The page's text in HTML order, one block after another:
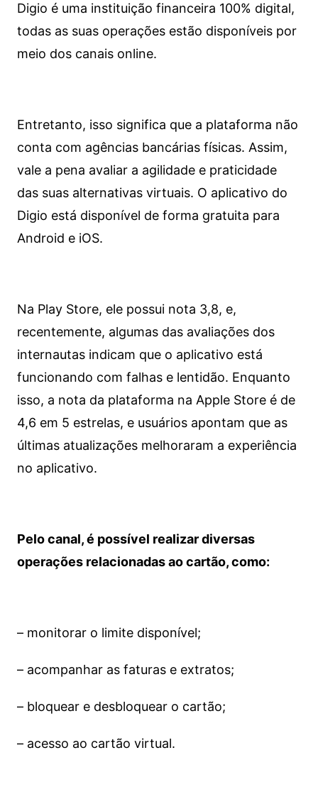
Digio é uma instituição financeira 100% digital,
todas as suas operações estão disponíveis por
meio dos canais online.
Entretanto, isso significa que a plataforma não
conta com agências bancárias físicas. Assim,
vale a pena avaliar a agilidade e praticidade
das suas alternativas virtuais. O aplicativo do
Digio está disponível de forma gratuita para
Android e iOS.
Na Play Store, ele possui nota 3,8, e,
recentemente, algumas das avaliações dos
internautas indicam que o aplicativo está
funcionando com falhas e lentidão. Enquanto
isso, a nota da plataforma na Apple Store é de
4,6 em 5 estrelas, e usuários apontam que as
últimas atualizações melhoraram a experiência
no aplicativo.
Pelo canal, é possível realizar diversas
operações relacionadas ao cartão, como:
– monitorar o limite disponível;
– acompanhar as faturas e extratos;
– bloquear e desbloquear o cartão;
– acesso ao cartão virtual.